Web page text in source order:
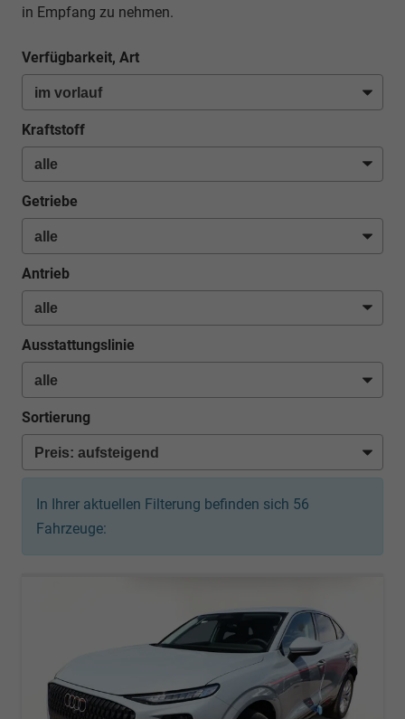
in Empfang zu nehmen.
Verfügbarkeit, Art
Kraftstoff
Getriebe
Antrieb
Ausstattungslinie
Sortierung
In Ihrer aktuellen Filterung befinden sich 56
Fahrzeuge: